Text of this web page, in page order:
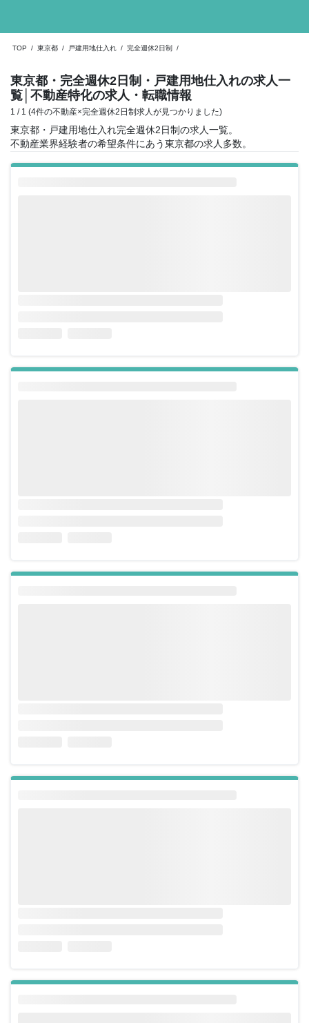
TOP / 東京都 / 戸建用地仕入れ / 完全週休2日制 /
東京都・完全週休2日制・戸建用地仕入れの求人一
覧 │不動産特化の求人・転職情報
1 / 1 (4件の不動産×完全週休2日制求人が見つかりました)
東京都・戸建用地仕入れ完全週休2日制の求人一覧。
不動産業界経験者の希望条件にあう東京都の求人多数。